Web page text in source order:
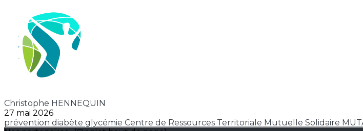
Christophe HENNEQUIN
27 mai 2026
prévention diabète glycémie Centre de Ressources Territoriale Mutuelle Solidaire